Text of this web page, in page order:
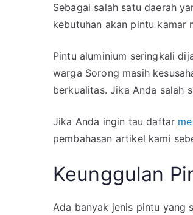
Sebagai salah satu daerah
kebutuhan akan pintu kamar
Pintu aluminium seringkali
warga Sorong masih
berkualitas. Jika Anda salah
Jika Anda ingin tau daftar
pembahasan artikel kami
Keunggulan
Ada banyak jenis pintu yang